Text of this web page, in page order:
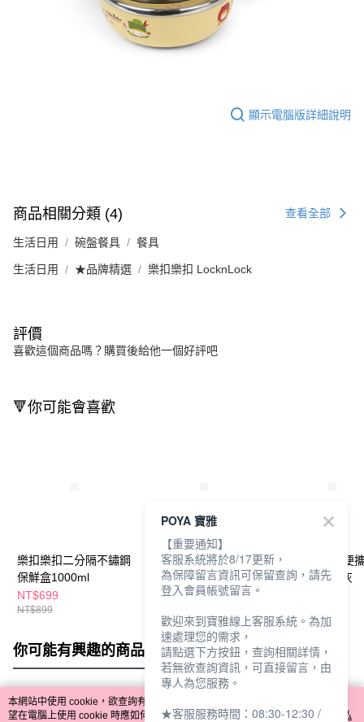
顯示電腦版詳細說明
商品相關分類 (4) 查看全部
生活日用 碗盤餐具 餐具
生活日用 ★品牌精選 樂扣樂扣 LocknLock
評價
喜歡這個商品嗎？購買後給他一個好評吧
🔻你可能會喜歡
樂扣樂扣二分隔不鏽鋼
保鮮盒1000ml
NT$699
NT$899
樂扣樂扣家家必備尼龍
烹具/中式鍋鏟
NT$249
樂扣樂扣極簡便
餐具3件組/霧灰
你可能有興趣的商品 全站排行
熱門標籤
本網站中使用 cookie，欲查詢有關本網站使用 cookie 方式之詳情，及若您不希
望在電腦上使用 cookie 時應如何變更電腦的 cookie 設定，請參閱本網站「
隱私
POYA 寶雅
【重要通知】
客服系統將於8/17更新，
為保障留言資訊可保留查詢，請先
登入會員帳號留言。
歡迎來到寶雅線上客服系統。為加
速處理您的需求，
請點選下方按鈕，查詢相關詳情，
若無欲查詢資訊，可直接留言，由
專人為您服務。
★客服服務時間：08:30-12:30 /